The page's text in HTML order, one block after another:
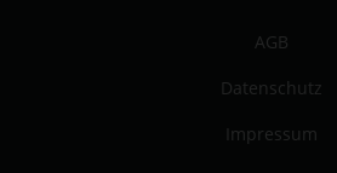
AGB
Datenschutz
Impressum